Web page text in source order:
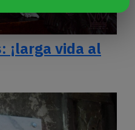
¡larga vida al